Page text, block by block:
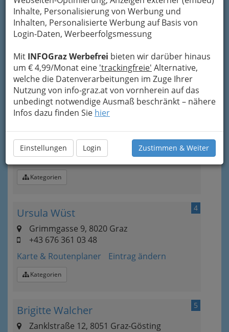
Inhalte, Personalisierung von Werbung und
Inhalten, Personalisierte Werbung auf Basis von
Login-Daten, Werbeerfolgsmessung
Mit INFOGraz Werbefrei bieten wir darüber hinaus
um € 4,99/Monat eine 'trackingfreie' Alternative,
welche die Datenverarbeitungen im Zuge Ihrer
Nutzung von info-graz.at von vornherein auf das
unbedingt notwendige Ausmaß beschränkt – nähere
Infos dazu finden Sie hier
Einstellungen Login Zustimmen & Weiter
+43 316 816 978
+43 664 392 3360
E-Mail
Karte & Routenplaner
Kategorien
3
Alexander Smoltschnik
Münzgrabenstraße 35, 8010 Graz
+43 316 827 575
+43 316 827 575
Karte & Routenplaner
Eintrag ändern
Kategorien
4
Ursula Wüst
Grimmgasse 9, 8020 Graz
+43 676 361 03 48
Karte & Routenplaner
Eintrag ändern
Kategorien
5
Brigitte Walcher
Zanklstraße 12, 8051 Graz-Gösting